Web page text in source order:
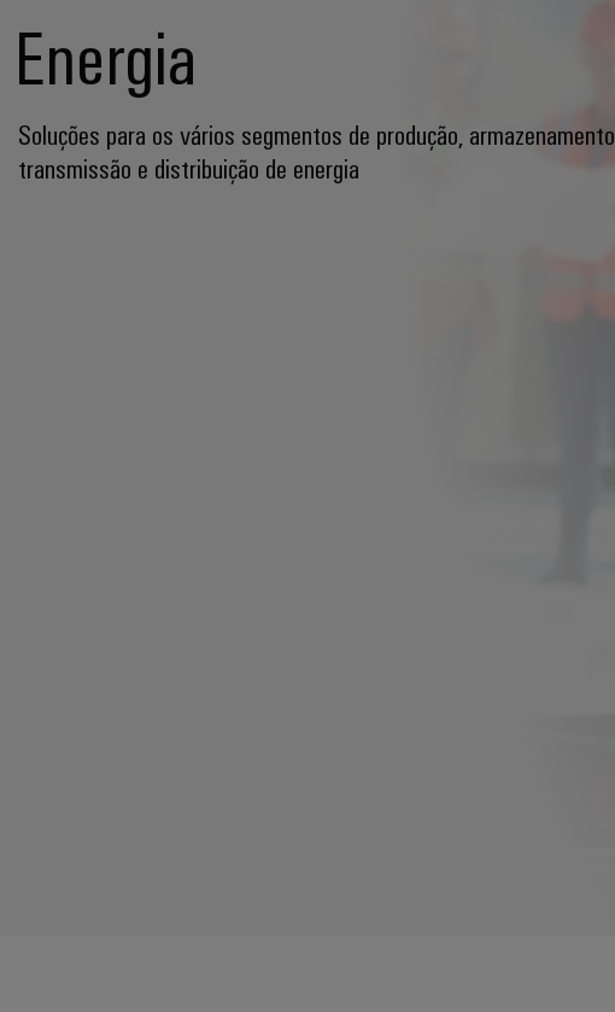
Energia
Soluções para os vários segmentos de produção, armazenamento,
transmissão e distribuição de energia